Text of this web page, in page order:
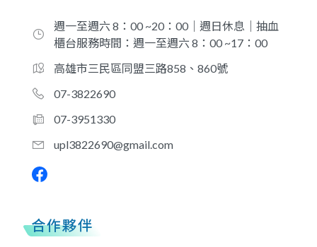
週一至週六 8：00 ~20：00｜週日休息｜抽血
櫃台服務時間：週一至週六 8：00 ~17：00
高雄市三民區同盟三路858、860號
07-3822690
07-3951330
upl3822690@gmail.com
合作夥伴